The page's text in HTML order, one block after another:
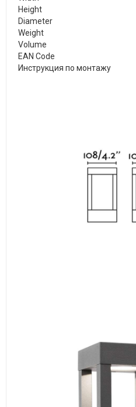
Height
Diameter
Weight
Volume
EAN Code
Инструкция по монтажу